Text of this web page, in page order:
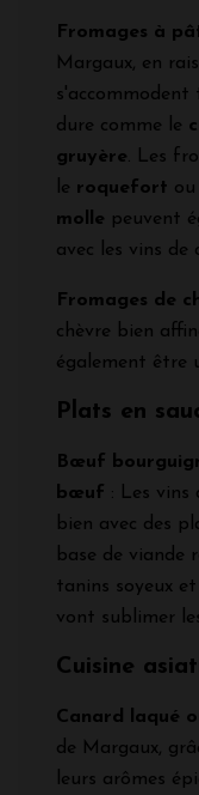
Fromages à
Margaux, en
dure comme le
gruyère. Les
le roquefort ou
molle peuvent
avec les vins
Fromages de
chèvre bien
également être
Plats en
Bœuf
bœuf : Les vins
bien avec des
base de viande
tanins soyeux
vont sublimer
Cuisine
Canard laqué
de Margaux,
leurs arômes